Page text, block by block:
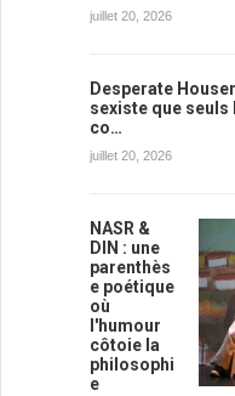
juillet 20, 2026
Desperate
sexiste que
co…
juillet 20, 2026
NASR &
DIN : une
parenthès
e poétique
où
l'humour
côtoie la
philosophi
e